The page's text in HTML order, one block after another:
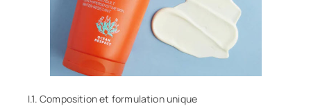
I.1. Composition et formulation unique